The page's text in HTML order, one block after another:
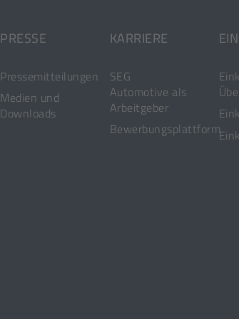
PRESSE
Pressemitteilungen
Medien und
Downloads
KARRIERE
SEG
Automotive als
Arbeitgeber
Bewerbungsplattform